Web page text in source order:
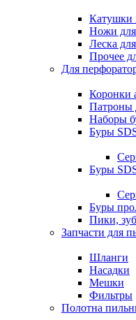
Катушки
Ножи для
Леска
Прочее
Для
Коронки
Патроны
Наборы
Буры
Буры
Буры
Пики,
Запчасти для
Шланги
Насадки
Мешки
Фильтры
Полотна